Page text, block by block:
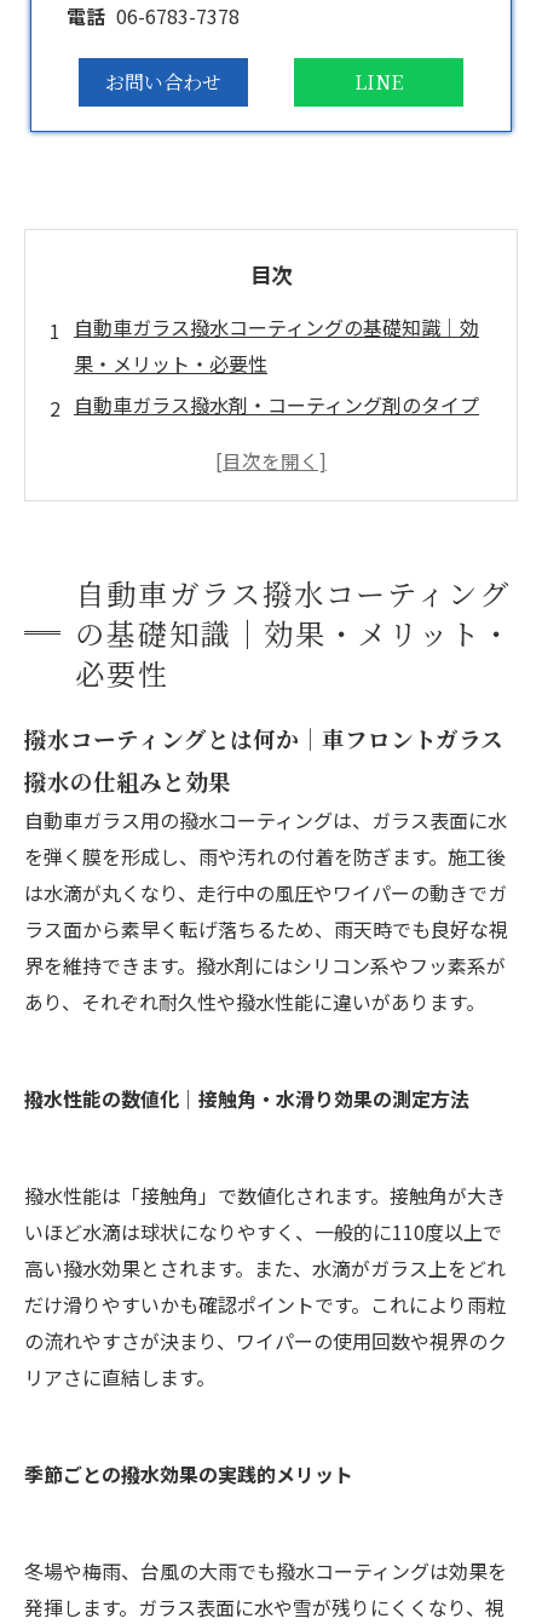
電話 06-6783-7378
お問い合わせ LINE
目次
自動車ガラス撥水コーティングの基礎知識｜効
果・メリット・必要性
自動車ガラス撥水剤・コーティング剤のタイプ
フロントガラス撥水加工の料金・施工費用の目
ガイドと比較のポイント
会社概要
自動車ガラス撥水コーティング
の基礎知識｜効果・メリット・
必要性
撥水コーティングとは何か｜車フロントガラス
撥水の仕組みと効果
自動車ガラス用の撥水コーティングは、ガラス表面に水
を弾く膜を形成し、雨や汚れの付着を防ぎます。施工後
は水滴が丸くなり、走行中の風圧やワイパーの動きでガ
ラス面から素早く転げ落ちるため、雨天時でも良好な視
界を維持できます。撥水剤にはシリコン系やフッ素系が
あり、それぞれ耐久性や撥水性能に違いがあります。
撥水性能の数値化｜接触角・水滑り効果の測定方法
撥水性能は「接触角」で数値化されます。接触角が大き
いほど水滴は球状になりやすく、一般的に110度以上で
高い撥水効果とされます。また、水滴がガラス上をどれ
だけ滑りやすいかも確認ポイントです。これにより雨粒
の流れやすさが決まり、ワイパーの使用回数や視界のク
リアさに直結します。
季節ごとの撥水効果の実践的メリット
冬場や梅雨、台風の大雨でも撥水コーティングは効果を
発揮します。ガラス表面に水や雪が残りにくくなり、視